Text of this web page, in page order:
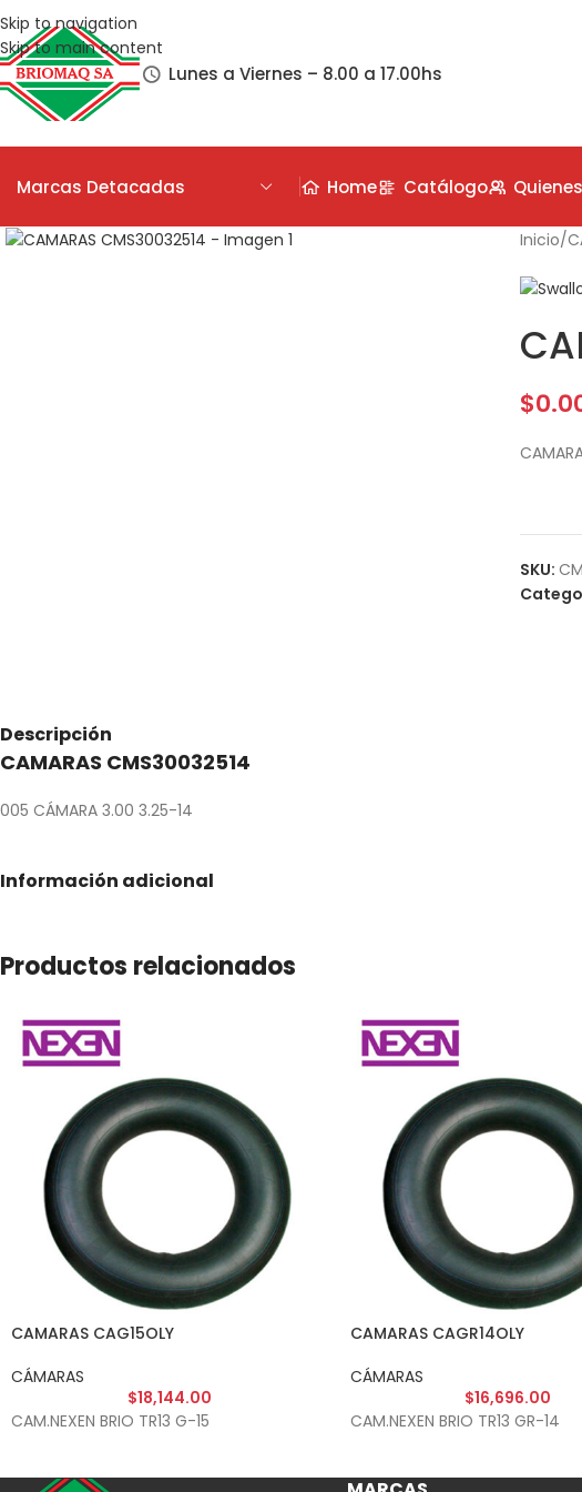
Skip to navigation
Skip to main content
Lunes a Viernes – 8.00 a 17.00hs
Marcas Detacadas Home Catálogo
Inicio/
$
SKU:
Descripción
CAMARAS CMS30032514
005 CÁMARA 3.00 3.25-14
Información adicional
Productos relacionados
CAMARAS CAG15OLY
CÁMARAS
$18,144.00
CAM.NEXEN BRIO TR13 G-15
CAMARAS CAGR14OLY
CÁMARAS
$16,696.00
CAM.NEXEN BRIO TR13 GR-14